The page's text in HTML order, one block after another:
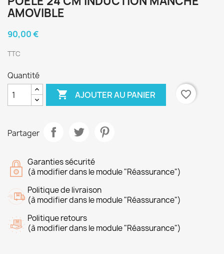
AMOVIBLE
90,00 €
TTC
Quantité
 AJOUTER AU PANIER favorite_border
Partager
Garanties sécurité
(à modifier dans le module "Réassurance")
Politique de livraison
(à modifier dans le module "Réassurance")
Politique retours
(à modifier dans le module "Réassurance")